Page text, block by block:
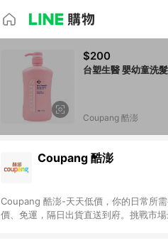
$200
Coupang 酷澎
Coupang 酷澎
Coupang 酷澎-天天低價，你的日常所
價、免運，隔日出貨直送到府。挑戰市